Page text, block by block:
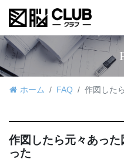
ホーム FAQ 作図した
作図したら元々あった
った